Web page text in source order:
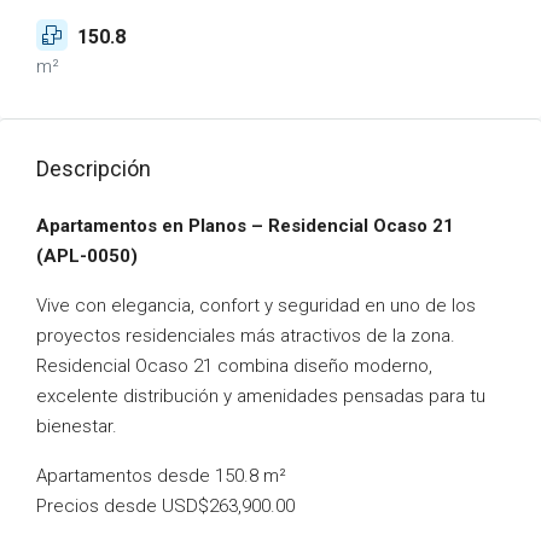
150.8
m²
Descripción
Apartamentos en Planos – Residencial Ocaso 21
(APL-0050)
Vive con elegancia, confort y seguridad en uno de los
proyectos residenciales más atractivos de la zona.
Residencial Ocaso 21 combina diseño moderno,
excelente distribución y amenidades pensadas para tu
bienestar.
Apartamentos desde 150.8 m²
Precios desde USD$263,900.00